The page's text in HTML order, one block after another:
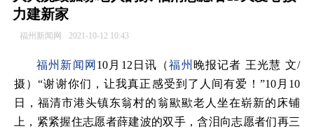
力建新家
福州新闻网 2021-10-12 10:43
福州新闻网 10月12日讯（福州 晚报记者 王光慧 文/
摄）“谢谢你们，让我真正感受到了人间有爱！”10月10
日，福清市港头镇东翁村的翁歞歞老人坐在崭新的床铺
上，紧紧握住志愿者薛建波的双手，含泪向志愿者们再三